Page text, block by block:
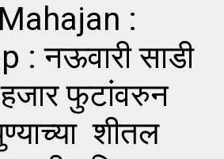
:
: नऊवारी साडी
फुटांवरुन
शीतल